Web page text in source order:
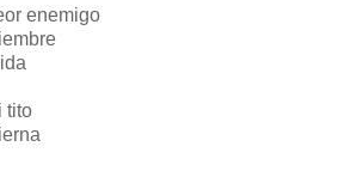
enemigo
tito